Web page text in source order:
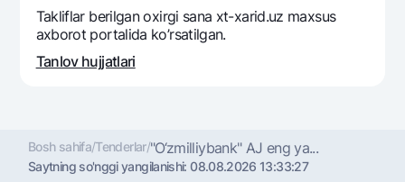
Sayt bo‘yicha qidiring
Ko'p beriladigan savollar
Matbuot markazi
Takliflar berilgan oxirgi sana xt-xarid.uz maxsus
axborot portalida ko’rsatilgan.
Tanlov hujjatlari
Bosh sahifa/Tenderlar/"O‘zmilliybank" AJ eng ya...
Saytning so'nggi yangilanishi:08.08.2026 13:33:27